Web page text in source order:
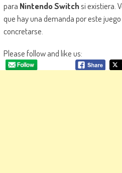
para Nintendo Switchsi existiera.
que hay una demanda por este
concretarse.
Please follow and like us: